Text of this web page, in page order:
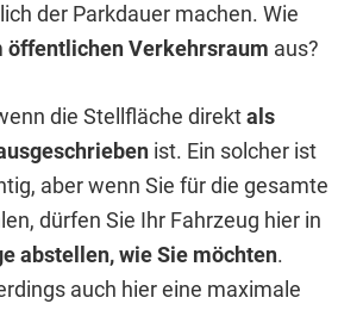
der Parkdauer machen. Wie
öffentlichen Verkehrsraum aus?
die Stellfläche direktals
ist. Ein solcher ist
aber wenn Sie für die gesamte
dürfen Sie Ihr Fahrzeug hier in
abstellen, wie Sie möchten.
auch hier eine maximale